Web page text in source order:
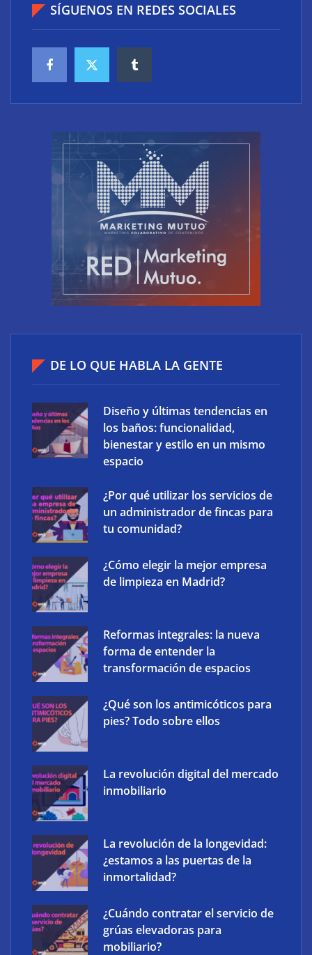
accesos que no caducan
flotas comerciales en España
The Factory School explica por qué aprender
herramientas de IA ya no es suficiente para los
profesionales de la arquitectura
‘Schaeffler Vehicle Lifetime Solutions’ avanza hacia
una mayor eficiencia y una menor complejidad con
su cartera integrada y soluciones inteligentes
SÍGUENOS EN REDES SOCIALES
DE LO QUE HABLA LA GENTE
Diseño y últimas tendencias en
los baños: funcionalidad,
bienestar y estilo en un mismo
espacio
¿Por qué utilizar los servicios de
un administrador de fincas para
tu comunidad?
¿Cómo elegir la mejor empresa
de limpieza en Madrid?
Reformas integrales: la nueva
forma de entender la
transformación de espacios
¿Qué son los antimicóticos para
pies? Todo sobre ellos
La revolución digital del mercado
inmobiliario
La revolución de la longevidad:
¿estamos a las puertas de la
inmortalidad?
¿Cuándo contratar el servicio de
grúas elevadoras para
mobiliario?